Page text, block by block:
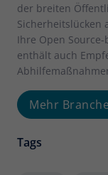
der breiten
Sicherheitslücken
Ihre Open
enthält auch
Mehr
Tags